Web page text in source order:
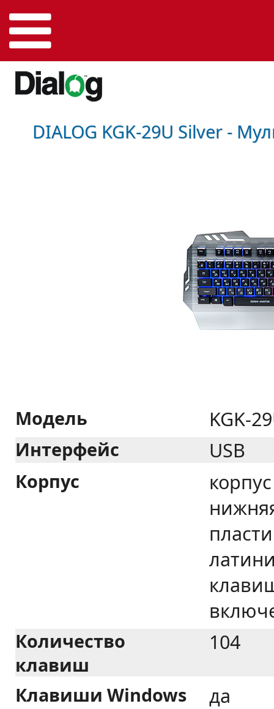
DIALOG KGK-29U Silver -
Модель KGK-
Интерфейс USB
Корпус
Количество
клавиш
104
Клавиши Windows да